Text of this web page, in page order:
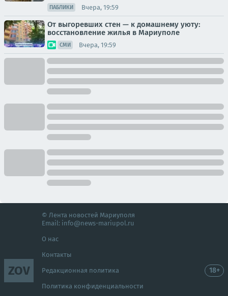
ПАБЛИКИ Вчера, 19:59
От выгоревших стен — к домашнему уюту:
восстановление жилья в Мариуполе
СМИ Вчера, 19:59
ZOV
© Лента новостей Мариуполя
Email: info@news-mariupol.ru
О нас
Контакты
Редакционная политика
Политика конфиденциальности
18+